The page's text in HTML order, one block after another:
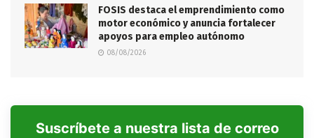
FOSIS destaca el emprendimiento como
motor económico y anuncia fortalecer
apoyos para empleo autónomo
08/08/2026
Suscríbete a nuestra lista de correo